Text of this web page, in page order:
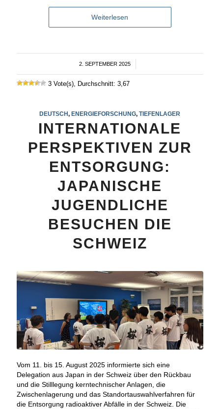
Weiterlesen
2. SEPTEMBER 2025
/
3 Vote(s), Durchschnitt: 3,67
DEUTSCH,ENERGIEFORSCHUNG,TIEFENLAGER
INTERNATIONALE
PERSPEKTIVEN ZUR
ENTSORGUNG:
JAPANISCHE
JUGENDLICHE
BESUCHEN DIE
SCHWEIZ
Vom 11. bis 15. August 2025 informierte sich eine
Delegation aus Japan in der Schweiz über den Rückbau
und die Stilllegung kerntechnischer Anlagen, die
Zwischenlagerung und das Standortauswahlverfahren für
die Entsorgung radioaktiver Abfälle in der Schweiz. Die